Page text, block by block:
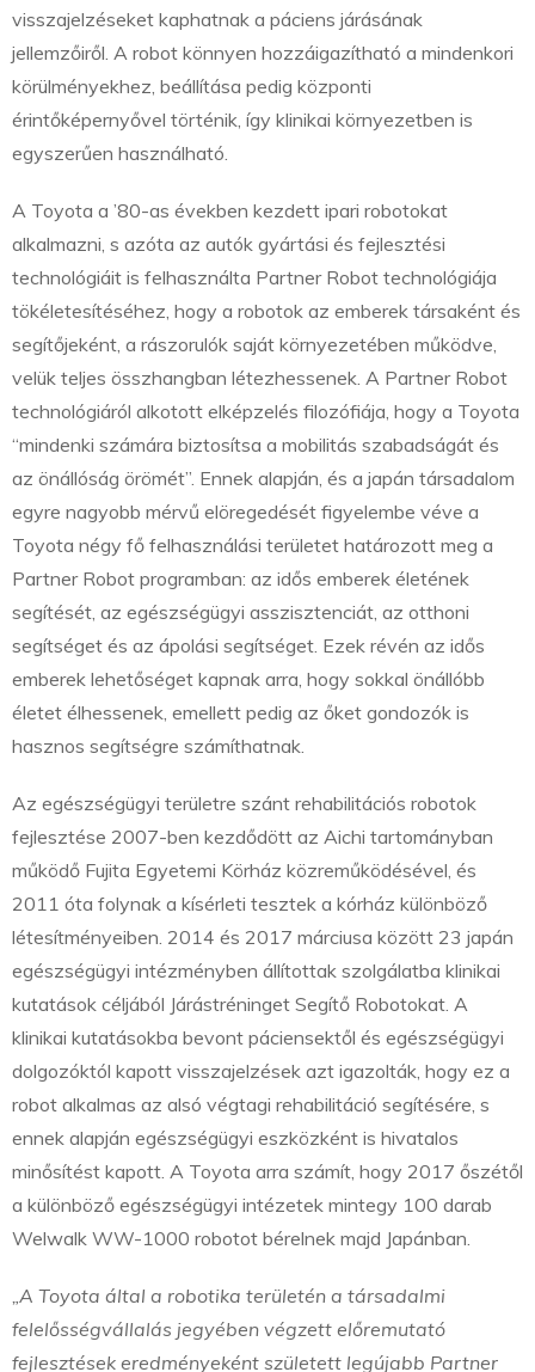
visszajelzéseket kaphatnak a páciens járásának
jellemzőiről. A robot könnyen hozzáigazítható a mindenkori
körülményekhez, beállítása pedig központi
érintőképernyővel történik, így klinikai környezetben is
egyszerűen használható.
A Toyota a ’80-as években kezdett ipari robotokat
alkalmazni, s azóta az autók gyártási és fejlesztési
technológiáit is felhasználta Partner Robot technológiája
tökéletesítéséhez, hogy a robotok az emberek társaként és
segítőjeként, a rászorulók saját környezetében működve,
velük teljes összhangban létezhessenek. A Partner Robot
technológiáról alkotott elképzelés filozófiája, hogy a Toyota
“mindenki számára biztosítsa a mobilitás szabadságát és
az önállóság örömét”. Ennek alapján, és a japán társadalom
egyre nagyobb mérvű elöregedését figyelembe véve a
Toyota négy fő felhasználási területet határozott meg a
Partner Robot programban: az idős emberek életének
segítését, az egészségügyi asszisztenciát, az otthoni
segítséget és az ápolási segítséget. Ezek révén az idős
emberek lehetőséget kapnak arra, hogy sokkal önállóbb
életet élhessenek, emellett pedig az őket gondozók is
hasznos segítségre számíthatnak.
Az egészségügyi területre szánt rehabilitációs robotok
fejlesztése 2007-ben kezdődött az Aichi tartományban
működő Fujita Egyetemi Körház közreműködésével, és
2011 óta folynak a kísérleti tesztek a kórház különböző
létesítményeiben. 2014 és 2017 márciusa között 23 japán
egészségügyi intézményben állítottak szolgálatba klinikai
kutatások céljából Járástréninget Segítő Robotokat. A
klinikai kutatásokba bevont páciensektől és egészségügyi
dolgozóktól kapott visszajelzések azt igazolták, hogy ez a
robot alkalmas az alsó végtagi rehabilitáció segítésére, s
ennek alapján egészségügyi eszközként is hivatalos
minősítést kapott. A Toyota arra számít, hogy 2017 őszétől
a különböző egészségügyi intézetek mintegy 100 darab
Welwalk WW-1000 robotot bérelnek majd Japánban.
„A Toyota által a robotika területén a társadalmi
felelősségvállalás jegyében végzett előremutató
fejlesztések eredményeként született legújabb Partner